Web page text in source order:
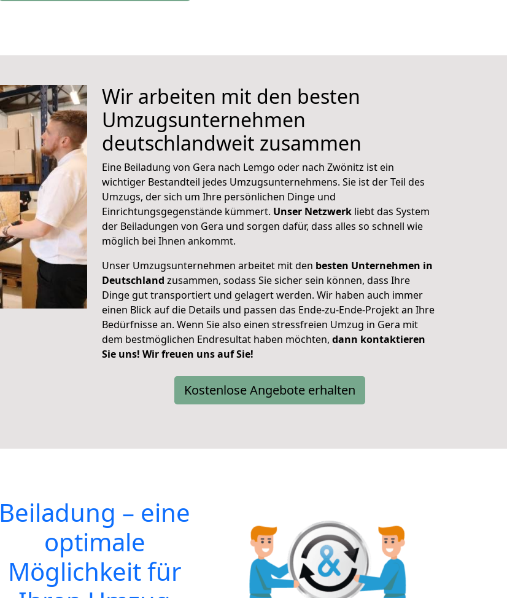
Wir arbeiten mit den besten
Umzugsunternehmen
deutschlandweit zusammen
Eine Beiladung von Gera nach Lemgo oder nach Zwönitz ist ein
wichtiger Bestandteil jedes Umzugsunternehmens. Sie ist der Teil des
Umzugs, der sich um Ihre persönlichen Dinge und
Einrichtungsgegenstände kümmert. Unser Netzwerk liebt das System
der Beiladungen von Gera und sorgen dafür, dass alles so schnell wie
möglich bei Ihnen ankommt.
Unser Umzugsunternehmen arbeitet mit den besten Unternehmen in
Deutschland zusammen, sodass Sie sicher sein können, dass Ihre
Dinge gut transportiert und gelagert werden. Wir haben auch immer
einen Blick auf die Details und passen das Ende-zu-Ende-Projekt an Ihre
Bedürfnisse an. Wenn Sie also einen stressfreien Umzug in Gera mit
dem bestmöglichen Endresultat haben möchten, dann kontaktieren
Sie uns! Wir freuen uns auf Sie!
Kostenlose Angebote erhalten
Beiladung – eine
optimale
Möglichkeit für